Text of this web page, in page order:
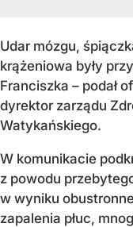
Udar mózgu,
krążeniowa były
Franciszka – podał
dyrektor zarządu
Watykańskiego.
W komunikacie
z powodu
w wyniku
zapalenia płuc,